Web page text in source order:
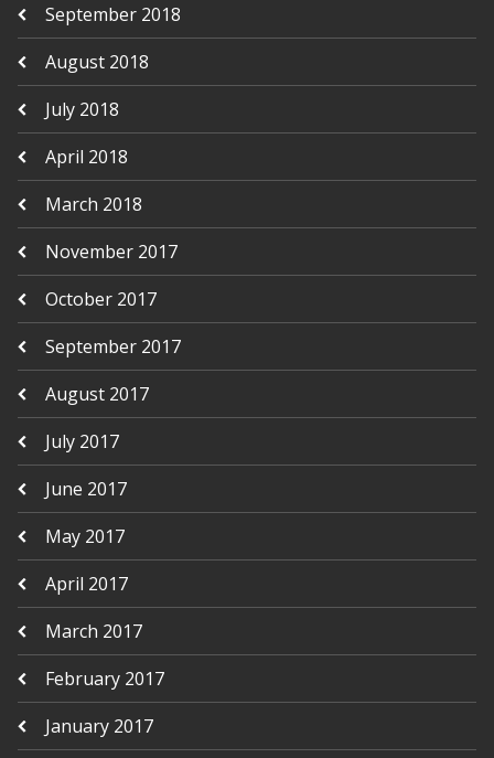
September 2018
August 2018
July 2018
April 2018
March 2018
November 2017
October 2017
September 2017
August 2017
July 2017
June 2017
May 2017
April 2017
March 2017
February 2017
January 2017